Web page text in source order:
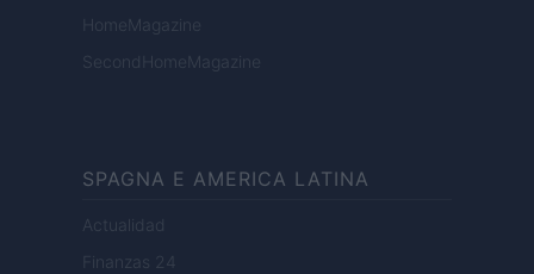
HomeMagazine
SecondHomeMagazine
SPAGNA E AMERICA LATINA
Actualidad
Finanzas 24